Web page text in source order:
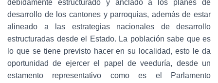
debidamente estructurado y anclado a los planes de
desarrollo de los cantones y parroquias, además de estar
alineado a las estrategias nacionales de desarrollo
estructuradas desde el Estado. La población sabe que es
lo que se tiene previsto hacer en su localidad, esto le da
oportunidad de ejercer el papel de veeduría, desde un
estamento representativo como es el Parlamento